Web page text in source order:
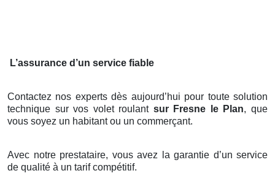
L’assurance d’un service fiable
Contactez nos experts dès aujourd’hui pour toute solution
technique sur vos volet roulant sur Fresne le Plan, que
vous soyez un habitant ou un commerçant.
Avec notre prestataire, vous avez la garantie d’un service
de qualité à un tarif compétitif.